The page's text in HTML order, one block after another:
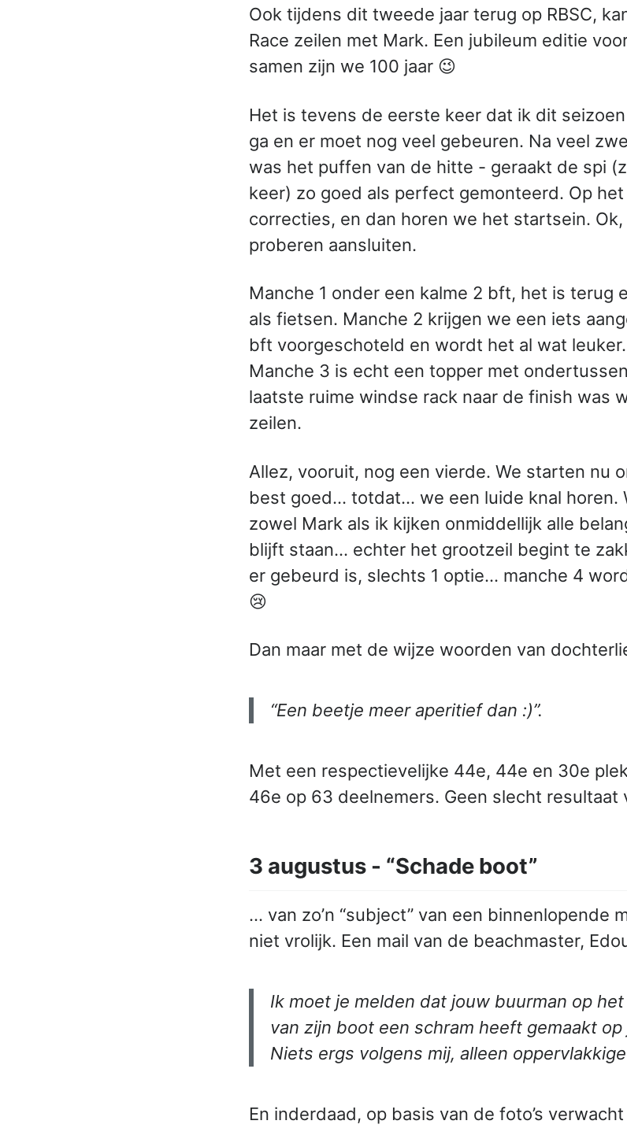
Ook tijdens dit tweede jaar terug op RBSC,
Race zeilen met Mark. Een jubileum editie
samen zijn we 100 jaar 😉
Het is tevens de eerste keer dat ik dit
ga en er moet nog veel gebeuren. Na veel
was het puffen van de hitte - geraakt de spi
keer) zo goed als perfect gemonteerd. Op
correcties, en dan horen we het startsein.
proberen aansluiten.
Manche 1 onder een kalme 2 bft, het is terug
als fietsen. Manche 2 krijgen we een iets
bft voorgeschoteld en wordt het al wat
Manche 3 is echt een topper met
laatste ruime windse rack naar de finish was
zeilen.
Allez, vooruit, nog een vierde. We starten nu
best goed… totdat… we een luide knal horen.
zowel Mark als ik kijken onmiddellijk alle
blijft staan… echter het grootzeil begint te
er gebeurd is, slechts 1 optie… manche 4
😢
Dan maar met de wijze woorden van
“Een beetje meer aperitief dan :)”.
Met een respectievelijke 44e, 44e en 30e
46e op 63 deelnemers. Geen slecht resultaat
3 augustus - “Schade boot”
… van zo’n “subject” van een binnenlopende
niet vrolijk. Een mail van de beachmaster,
Ik moet je melden dat jouw buurman op
van zijn boot een schram heeft gemaakt
Niets ergs volgens mij, alleen
En inderdaad, op basis van de foto’s